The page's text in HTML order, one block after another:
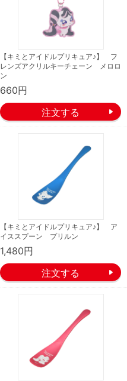
【キミとアイドルプリキュア♪】 フ
レンズアクリルキーチェーン メロロ
ン
660円
【キミとアイドルプリキュア♪】 ア
イススプーン プリルン
1,480円